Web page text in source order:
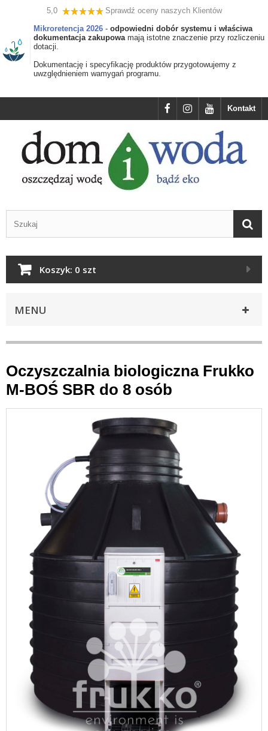
5,0
Sprawdź oceny naszych Klientów
Mikroretencja 2026 - odpowiedni dobór systemu i właściwa
dokumentacja zakupowamają istotne znaczenie przy rozliczeniu
dotacji.
Dokumentację i specyfikację produktów przygotowujemy z
uwzględnieniem wamygań programu.
Kontakt
Koszyk: 0 szt
MENU
Oczyszczalnia biologiczna Frukko
M-BOŚ SBR do 8 osób